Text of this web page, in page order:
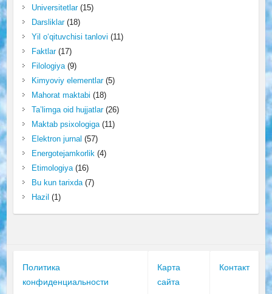
Universitetlar(15)
Darsliklar(18)
Yil o‘qituvchisi tanlovi (11)
Faktlar(17)
Filologiya(9)
Kimyoviy elementlar(5)
Mahorat maktabi (18)
Ta’limga oid hujjatlar(26)
Maktab psixologiga(11)
Elektron jurnal (57)
Energotejamkorlik(4)
Etimologiya(16)
Bu kun tarixda(7)
Hazil (1)
Политика
конфиденциальности
Карта
сайта
Контакт